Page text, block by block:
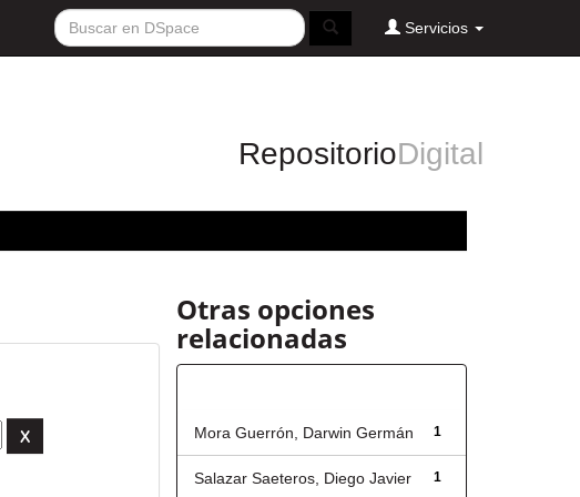
Servicios
RepositorioDigital
Otras opciones
relacionadas
1
Mora Guerrón, Darwin Germán
1
Salazar Saeteros, Diego Javier